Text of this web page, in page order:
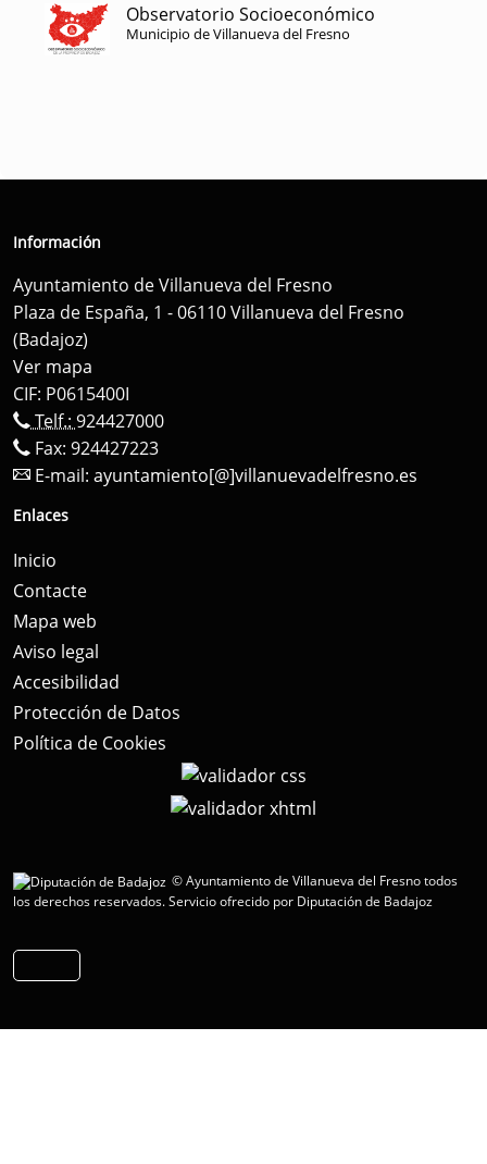
Observatorio Socioeconómico
Municipio de Villanueva del Fresno
Información
Ayuntamiento de Villanueva del Fresno
Plaza de España, 1 - 06110 Villanueva del Fresno
(Badajoz)
Ver mapa
CIF: P0615400I
Telf.: 924427000
Fax: 924427223
E-mail: ayuntamiento[@]villanuevadelfresno.es
Enlaces
Inicio
Contacte
Mapa web
Aviso legal
Accesibilidad
Protección de Datos
Política de Cookies
© Ayuntamiento de Villanueva del Fresno todos
los derechos reservados.Servicio ofrecido por Diputación de Badajoz